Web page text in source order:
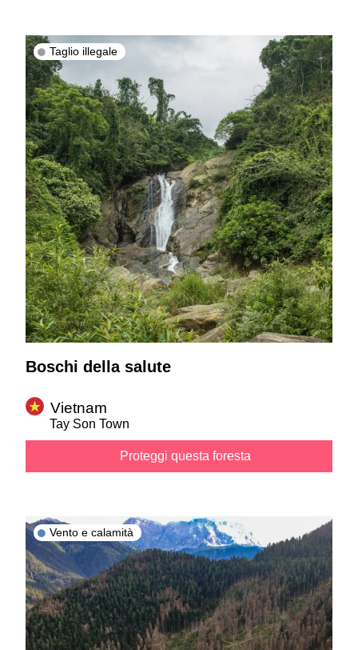
Taglio illegale
Boschi della salute
Vietnam
Tay Son Town
Proteggi questa foresta
Vento e calamità